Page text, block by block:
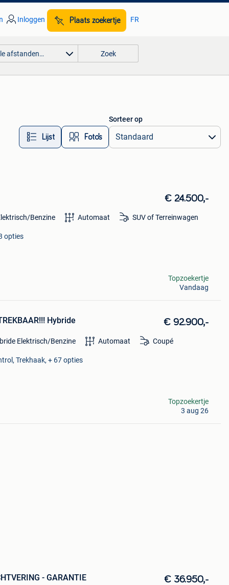
Inloggen Plaats zoekertje FR
afstanden… Zoek
Lijst Foto’s
Sorteer op
€ 24.500,-
Benzine Automaat SUV of Terreinwagen
opties
Topzoekertje
Vandaag
Hybride € 92.900,-
Elektrisch/Benzine Automaat Coupé
Trekhaak, + 67 opties
Topzoekertje
3 aug 26
- GARANTIE € 36.950,-